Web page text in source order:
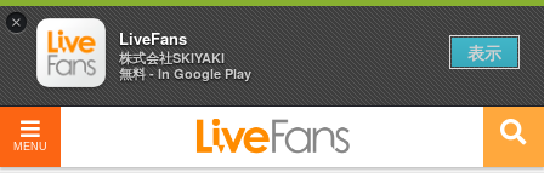
MENU
04/27
【フェス特集2026】フェス情報はここから！
07/28
×
LiveFans
株式会社SKIYAKI
無料 - In Google Play
表示